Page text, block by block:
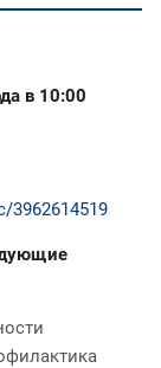
в 10:00
3962614519